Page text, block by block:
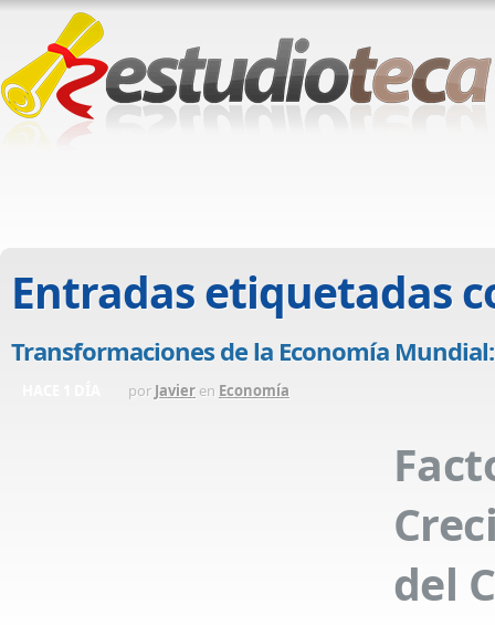
Entradas etiquetadas
Transformaciones de la Economía
por Javier en Economía
del